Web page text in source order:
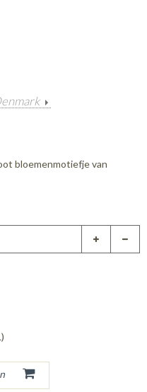
bloemenmotiefje van